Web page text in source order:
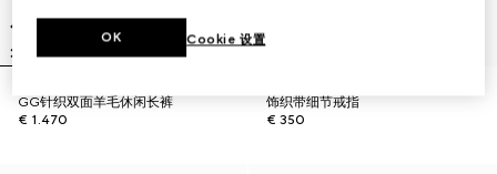
GG针织双面羊毛休闲长裤
€ 1.470
饰织带细节戒指
€ 350
Cookie 设置
OK